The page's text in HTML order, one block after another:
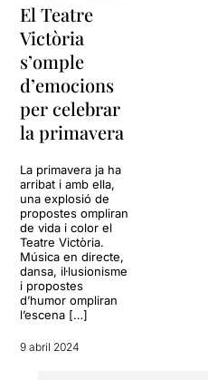
El Teatre
Victòria
s’omple
d’emocions
per celebrar
la primavera
La primavera ja ha
arribat i amb ella,
una explosió de
propostes ompliran
de vida i color el
Teatre Victòria.
Música en directe,
dansa, il·lusionisme
i propostes
d’humor ompliran
l’escena […]
9 abril 2024